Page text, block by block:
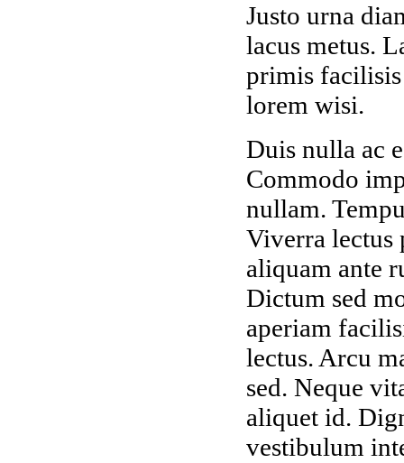
Justo urna
lacus metus.
primis
lorem wisi.
Duis nulla ac
Commodo
nullam.
Viverra lectus
aliquam ante
Dictum sed
aperiam
lectus. Arcu
sed. Neque
aliquet id.
vestibulum